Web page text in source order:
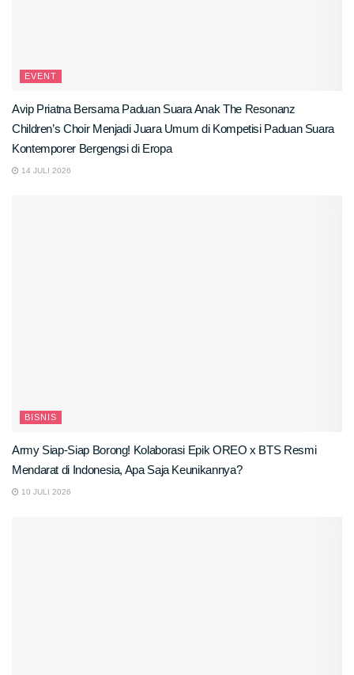
EVENT
Avip Priatna Bersama Paduan Suara Anak The Resonanz
Children’s Choir Menjadi Juara Umum di Kompetisi Paduan Suara
Kontemporer Bergengsi di Eropa
14 JULI 2026
BISNIS
Army Siap-Siap Borong! Kolaborasi Epik OREO x BTS Resmi
Mendarat di Indonesia, Apa Saja Keunikannya?
10 JULI 2026